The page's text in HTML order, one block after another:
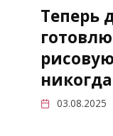
Теперь
03.08.2025